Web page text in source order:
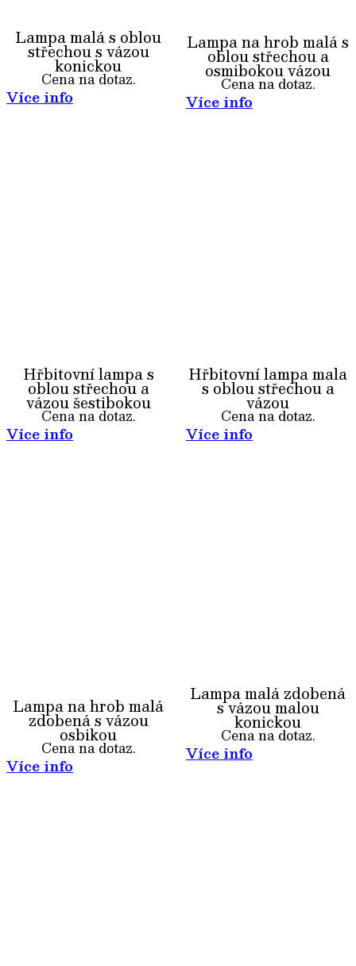
Lampa malá s oblou
střechou s vázou
konickou
Cena na dotaz.
Více info
Lampa na hrob malá s
oblou střechou a
osmibokou vázou
Cena na dotaz.
Více info
Hřbitovní lampa s
oblou střechou a
vázou šestibokou
Cena na dotaz.
Více info
Hřbitovní lampa mala
s oblou střechou a
vázou
Cena na dotaz.
Více info
Lampa na hrob malá
zdobená s vázou
osbikou
Cena na dotaz.
Více info
Lampa malá zdobená
s vázou malou
konickou
Cena na dotaz.
Více info